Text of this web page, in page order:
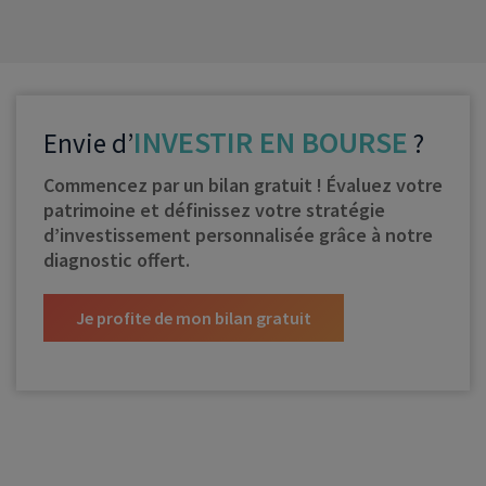
Envie d’INVESTIR EN BOURSE ?
Commencez par un bilan gratuit ! Évaluez votre
patrimoine et définissez votre stratégie
d’investissement personnalisée grâce à notre
diagnostic offert.
Je profite de mon bilan gratuit